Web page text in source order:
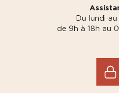
Du lundi au
de 9h à 18h au